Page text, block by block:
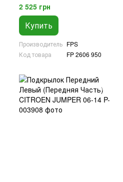
2 525 грн
Купить
Производитель FPS
Код товара
FP 2606 950